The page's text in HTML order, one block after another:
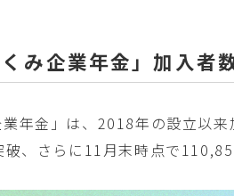
み企業年金」加入者
業年金」は、2018年の設立以
、さらに11月末時点で